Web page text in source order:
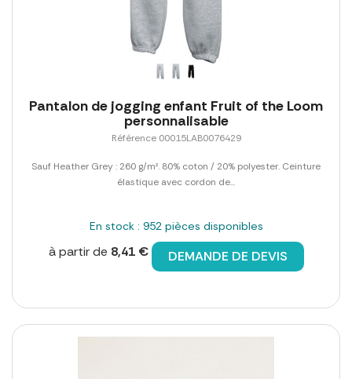
Pantalon de jogging enfant Fruit of the Loom
personnalisable
Référence 00015LAB0076429
Sauf Heather Grey : 260 g/m². 80% coton / 20% polyester. Ceinture
élastique avec cordon de...
En stock : 952 pièces disponibles
à partir de 8,41 € DEMANDE DE DEVIS